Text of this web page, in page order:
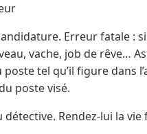
Erreur fatale :
vache, job de rêve…
tel qu’il figure dans
poste visé.
Rendez-lui la vie